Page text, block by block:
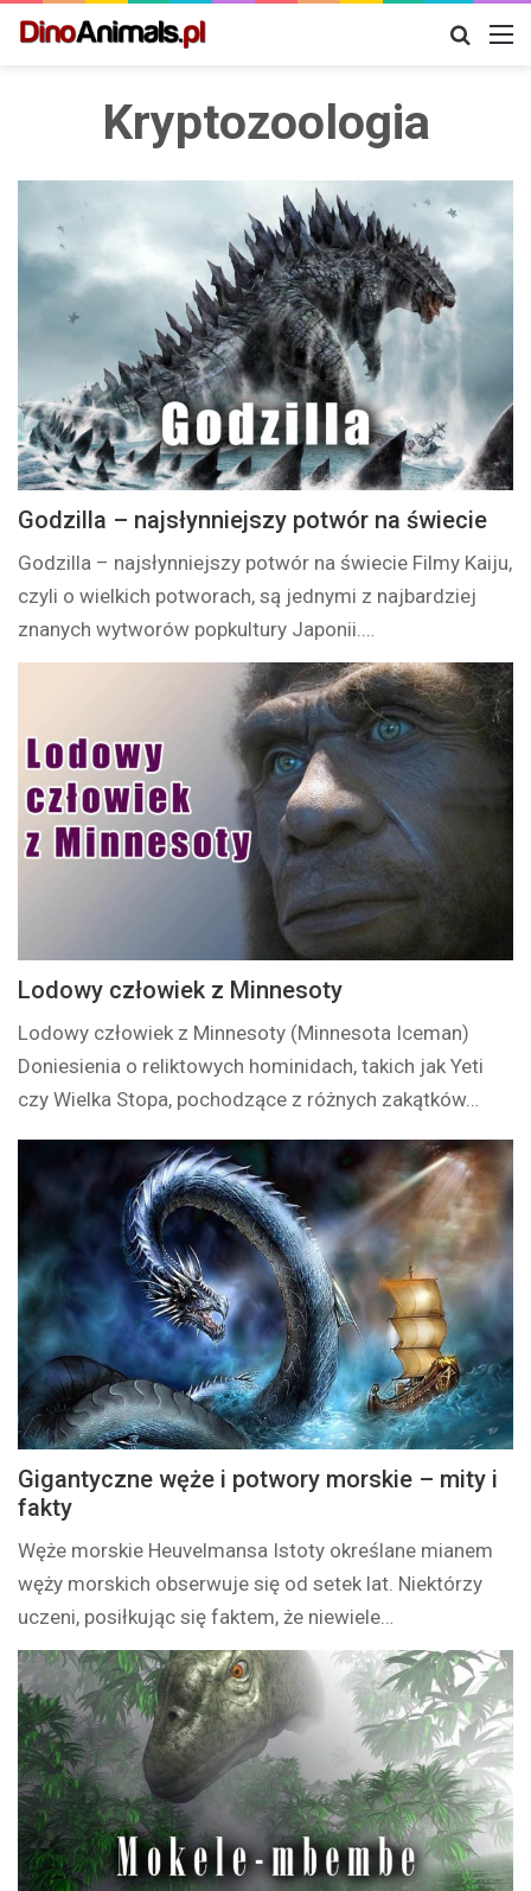
Szukaj
Kryptozoologia
Godzilla – najsłynniejszy potwór na świecie
Godzilla – najsłynniejszy potwór na świecie Filmy Kaiju,
czyli o wielkich potworach, są jednymi z najbardziej
znanych wytworów popkultury Japonii.…
Lodowy człowiek z Minnesoty
Lodowy człowiek z Minnesoty (Minnesota Iceman)
Doniesienia o reliktowych hominidach, takich jak Yeti
czy Wielka Stopa, pochodzące z różnych zakątków…
Gigantyczne węże i potwory morskie – mity i
fakty
Węże morskie Heuvelmansa Istoty określane mianem
węży morskich obserwuje się od setek lat. Niektórzy
uczeni, posiłkując się faktem, że niewiele…